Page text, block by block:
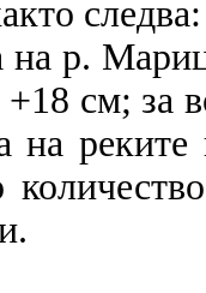
на р.
см; за
на